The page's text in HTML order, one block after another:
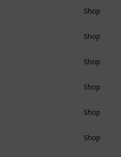
Shop
Shop
Shop
Shop
Shop
Shop